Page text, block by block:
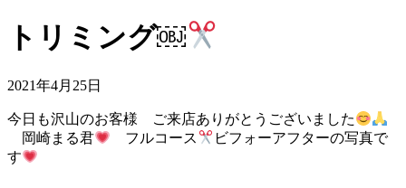
トリミング￼
2021年4月25日
今日も沢山のお客様 ご来店ありがとうございました
岡崎まる君
フルコース
ビフォーアフターの写真で
す